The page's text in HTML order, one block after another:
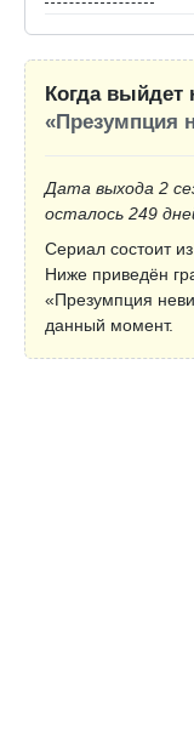
Когда выйдет
«Презумпция
Дата выхода 2
осталось 249
Сериал состоит
Ниже приведён
«Презумпция
данный момент.